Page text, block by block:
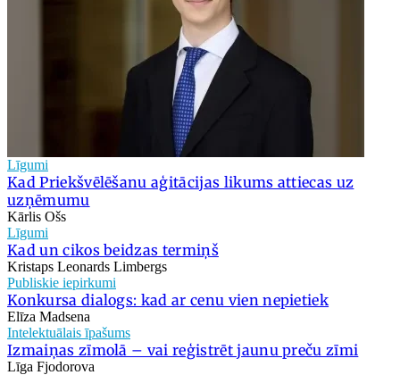
Līgumi
Kad Priekšvēlēšanu aģitācijas likums attiecas uz
uzņēmumu
Kārlis Ošs
Līgumi
Kad un cikos beidzas termiņš
Kristaps Leonards Limbergs
Publiskie iepirkumi
Konkursa dialogs: kad ar cenu vien nepietiek
Elīza Madsena
Intelektuālais īpašums
Izmaiņas zīmolā – vai reģistrēt jaunu preču zīmi
Līga Fjodorova